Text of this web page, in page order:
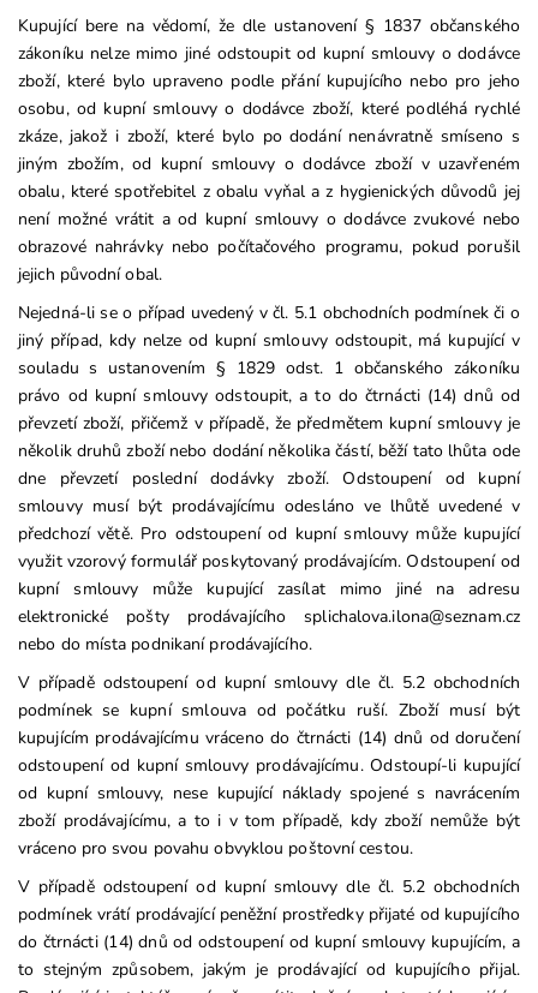
Kupující bere na vědomí, že dle ustanovení § 1837 občanského
zákoníku nelze mimo jiné odstoupit od kupní smlouvy o dodávce
zboží, které bylo upraveno podle přání kupujícího nebo pro jeho
osobu, od kupní smlouvy o dodávce zboží, které podléhá rychlé
zkáze, jakož i zboží, které bylo po dodání nenávratně smíseno s
jiným zbožím, od kupní smlouvy o dodávce zboží v uzavřeném
obalu, které spotřebitel z obalu vyňal a z hygienických důvodů jej
není možné vrátit a od kupní smlouvy o dodávce zvukové nebo
obrazové nahrávky nebo počítačového programu, pokud porušil
jejich původní obal.
Nejedná-li se o případ uvedený v čl. 5.1 obchodních podmínek či o
jiný případ, kdy nelze od kupní smlouvy odstoupit, má kupující v
souladu s ustanovením § 1829 odst. 1 občanského zákoníku
právo od kupní smlouvy odstoupit, a to do čtrnácti (14) dnů od
převzetí zboží, přičemž v případě, že předmětem kupní smlouvy je
několik druhů zboží nebo dodání několika částí, běží tato lhůta ode
dne převzetí poslední dodávky zboží. Odstoupení od kupní
smlouvy musí být prodávajícímu odesláno ve lhůtě uvedené v
předchozí větě. Pro odstoupení od kupní smlouvy může kupující
využit vzorový formulář poskytovaný prodávajícím. Odstoupení od
kupní smlouvy může kupující zasílat mimo jiné na adresu
elektronické pošty prodávajícího splichalova.ilona@seznam.cz
nebo do místa podnikaní prodávajícího.
V případě odstoupení od kupní smlouvy dle čl. 5.2 obchodních
podmínek se kupní smlouva od počátku ruší. Zboží musí být
kupujícím prodávajícímu vráceno do čtrnácti (14) dnů od doručení
odstoupení od kupní smlouvy prodávajícímu. Odstoupí-li kupující
od kupní smlouvy, nese kupující náklady spojené s navrácením
zboží prodávajícímu, a to i v tom případě, kdy zboží nemůže být
vráceno pro svou povahu obvyklou poštovní cestou.
V případě odstoupení od kupní smlouvy dle čl. 5.2 obchodních
podmínek vrátí prodávající peněžní prostředky přijaté od kupujícího
do čtrnácti (14) dnů od odstoupení od kupní smlouvy kupujícím, a
to stejným způsobem, jakým je prodávající od kupujícího přijal.